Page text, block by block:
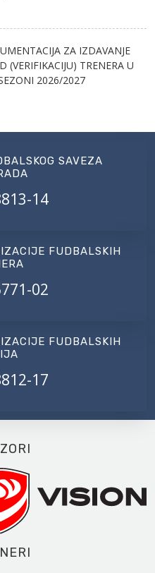
ZA IZDAVANJE
(VERIFIKACIJU) TRENERA U
2026/2027
SAVEZA
14
FUDBALSKIH
02
FUDBALSKIH
17